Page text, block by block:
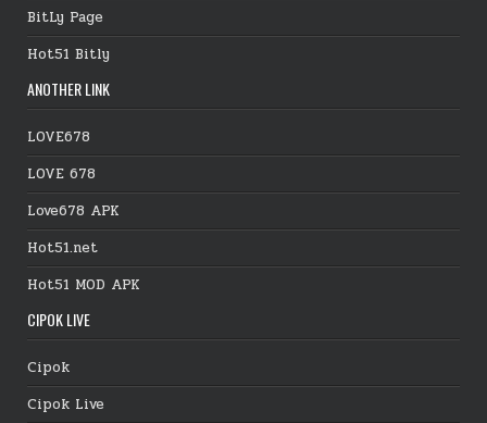
BitLy Page
Hot51 Bitly
ANOTHER LINK
LOVE678
LOVE 678
Love678 APK
Hot51.net
Hot51 MOD APK
CIPOK LIVE
Cipok
Cipok Live